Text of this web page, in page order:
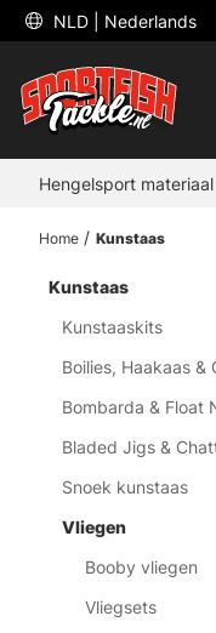
NLD | Nederlands
Hengelsport materiaal
Home Kunstaas
Kunstaas
Kunstaaskits
Boilies, Haakaas &
Bombarda & Float
Bladed Jigs &
Snoek kunstaas
Vliegen
Booby vliegen
Vliegsets